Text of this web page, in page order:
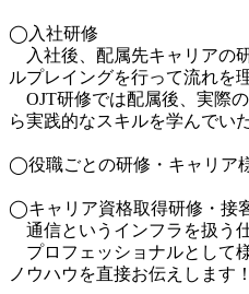
◯入社研修
入社後、配属先キャリアの
ルプレイングを行って流れを
OJT研修では配属後、実際
ら実践的なスキルを学んでい
◯役職ごとの研修・キャリア
◯キャリア資格取得研修・接
通信というインフラを扱う
プロフェッショナルとして
ノウハウを直接お伝えします！